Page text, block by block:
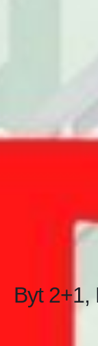
Byt 2+1,